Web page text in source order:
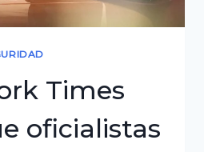
Times
oficialistas